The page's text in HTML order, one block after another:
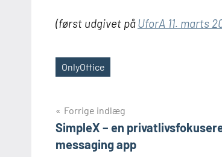
(først udgivet påUforA 11. marts
Tags
OnlyOffice
Indlægsnavigation
Forrige indlæg
SimpleX – en
messaging app